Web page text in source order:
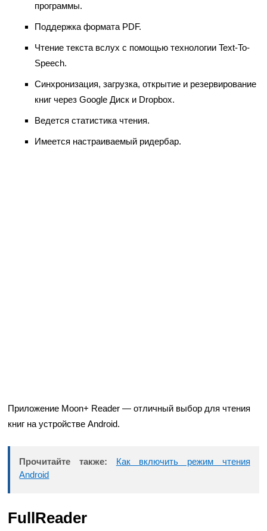
программы.
Поддержка формата PDF.
Чтение текста вслух с помощью технологии Text-To-
Speech.
Синхронизация, загрузка, открытие и резервирование
книг через Google Диск и Dropbox.
Ведется статистика чтения.
Имеется настраиваемый ридербар.
Приложение Moon+ Reader — отличный выбор для чтения
книг на устройстве Android.
Прочитайте также:
Как включить режим чтения
Android
FullReader